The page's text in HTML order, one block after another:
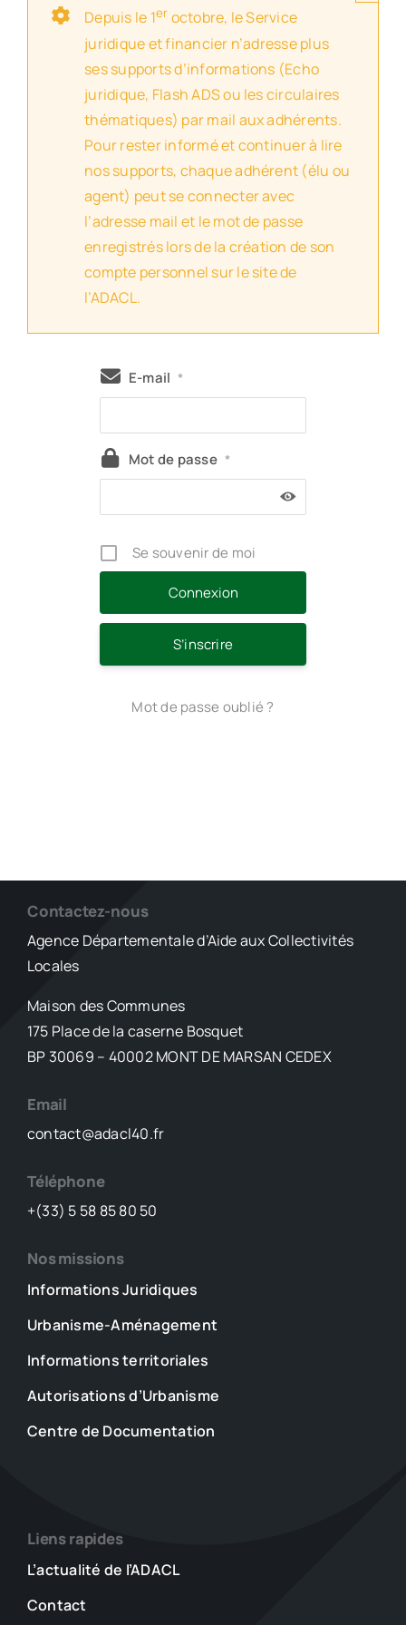
Depuis le 1er octobre, le Service
juridique et financier n’adresse plus
ses supports d’informations (Echo
juridique, Flash ADS ou les circulaires
thématiques) par mail aux adhérents.
Pour rester informé et continuer à lire
nos supports, chaque adhérent (élu ou
agent) peut se connecter avec
l’adresse mail et le mot de passe
enregistrés lors de la création de son
compte personnel sur le site de
l’ADACL.
E-mail *
Mot de passe *
Se souvenir de moi
S’inscrire
Mot de passe oublié ?
Contactez-nous
Agence Départementale d’Aide aux Collectivités
Locales
Maison des Communes
175 Place de la caserne Bosquet
BP 30069 – 40002 MONT DE MARSAN CEDEX
Email
contact@adacl40.fr
Téléphone
+(33) 5 58 85 80 50
Nos missions
Informations Juridiques
Urbanisme-Aménagement
Informations territoriales
Autorisations d’Urbanisme
Centre de Documentation
Liens rapides
L’actualité de l’ADACL
Contact